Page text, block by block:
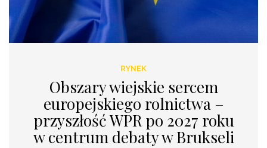
RYNEK
Obszary wiejskie sercem
europejskiego rolnictwa –
przyszłość WPR po 2027 roku
w centrum debaty w Brukseli